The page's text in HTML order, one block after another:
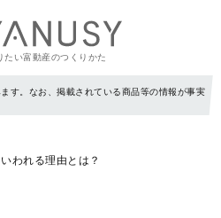
たい富動産のつくりかた
す。なお、掲載されている商品等の情報が事実
われる理由とは？